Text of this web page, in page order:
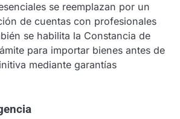
se reemplazan por un
de cuentas con profesionales
se habilita la Constancia de
para importar bienes antes de
mediante garantías